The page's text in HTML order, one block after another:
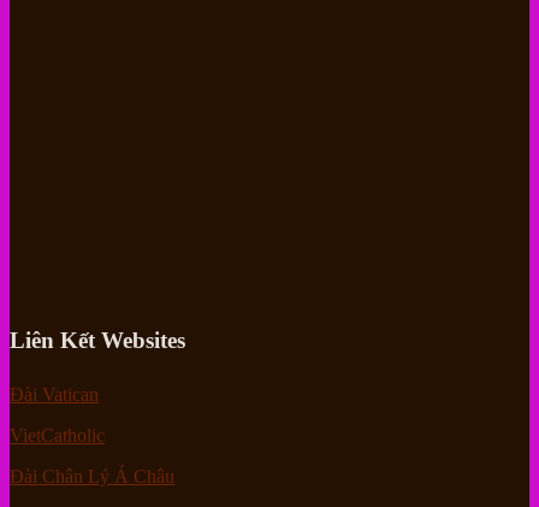
Liên Kết Websites
Đài Vatican
VietCatholic
Đài Chân Lý Á Châu